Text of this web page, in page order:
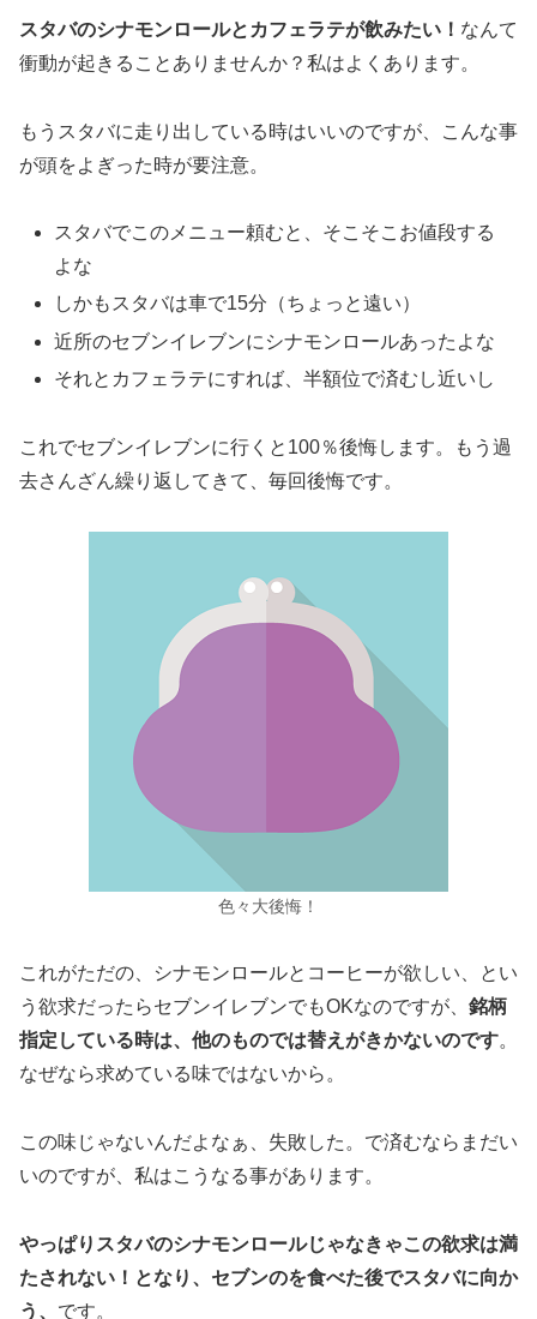
スタバのシナモンロールとカフェラテが飲みたい！ なんて
衝動が起きることありませんか？私はよくあります。
もうスタバに走り出している時はいいのですが、こんな事
が頭をよぎった時が要注意。
スタバでこのメニュー頼むと、そこそこお値段する
よな
しかもスタバは車で15分（ちょっと遠い）
近所のセブンイレブンにシナモンロールあったよな
それとカフェラテにすれば、半額位で済むし近いし
これでセブンイレブンに行くと100％後悔します。もう過
去さんざん繰り返してきて、毎回後悔です。
色々大後悔！
これがただの、シナモンロールとコーヒーが欲しい、とい
う欲求だったらセブンイレブンでもOKなのですが、 銘柄
指定している時は、他のものでは替えがきかないのです。
なぜなら求めている味ではないから。
この味じゃないんだよなぁ、失敗した。で済むならまだい
いのですが、私はこうなる事があります。
やっぱりスタバのシナモンロールじゃなきゃこの欲求は満
たされない！となり、セブンのを食べた後でスタバに向か
う、 です。